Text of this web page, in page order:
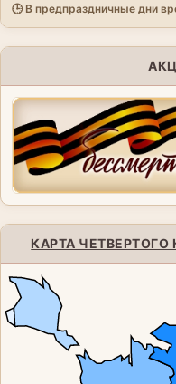
🕒 В предпраздничные дни
КАРТА